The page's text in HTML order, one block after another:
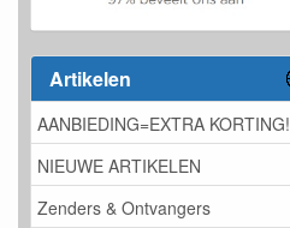
Artikelen
AANBIEDING=EXTRA KORTING!
NIEUWE ARTIKELEN
Zenders & Ontvangers